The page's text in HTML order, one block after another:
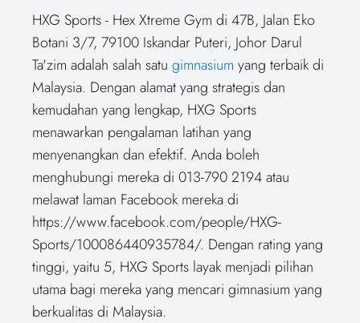
HXG Sports - Hex Xtreme Gym di 47B, Jalan Eko
Botani 3/7, 79100 Iskandar Puteri, Johor Darul
Ta'zim adalah salah satu gimnasium yang terbaik di
Malaysia. Dengan alamat yang strategis dan
kemudahan yang lengkap, HXG Sports
menawarkan pengalaman latihan yang
menyenangkan dan efektif. Anda boleh
menghubungi mereka di 013-790 2194 atau
melawat laman Facebook mereka di
https://www.facebook.com/people/HXG-
Sports/100086440935784/. Dengan rating yang
tinggi, yaitu 5, HXG Sports layak menjadi pilihan
utama bagi mereka yang mencari gimnasium yang
berkualitas di Malaysia.